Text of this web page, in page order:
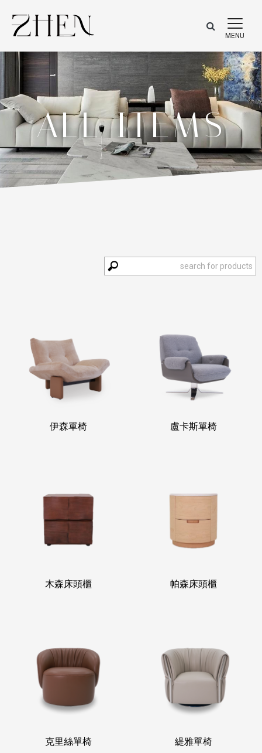
ALL ITEMS
伊森單椅 盧卡斯單椅
木森床頭櫃 帕森床頭櫃
克里絲單椅 緹雅單椅